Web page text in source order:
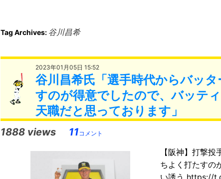
Tag Archives: 谷川昌希
2023年01月05日 15:52
谷川昌希氏「選手時代からバッ
すのが得意でしたので、バッテ
天職だと思っております」
1888 views 11コメント
【阪神】打撃
ちよく打たすの
い誘う https://